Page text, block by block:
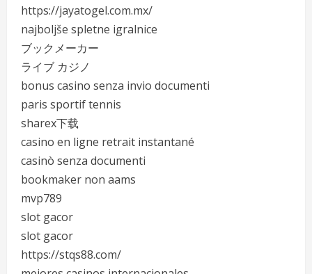
https://jayatogel.com.mx/
najboljše spletne igralnice
ブックメーカー
ライブ カジノ
bonus casino senza invio documenti
paris sportif tennis
sharex下载
casino en ligne retrait instantané
casinò senza documenti
bookmaker non aams
mvp789
slot gacor
slot gacor
https://stqs88.com/